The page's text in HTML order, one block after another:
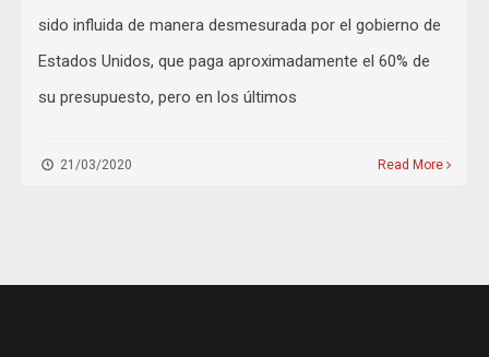
sido influida de manera desmesurada por el gobierno de
Estados Unidos, que paga aproximadamente el 60% de
su presupuesto, pero en los últimos
21/03/2020 Read More